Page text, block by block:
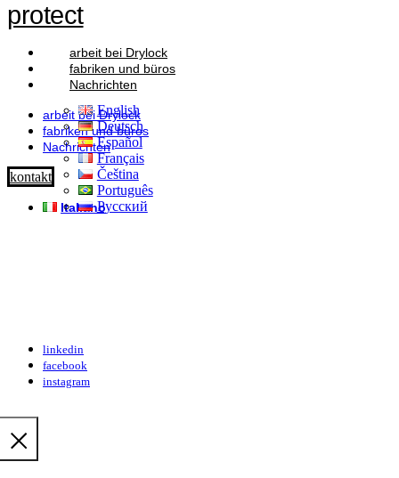
protect
arbeit bei Drylock
fabriken und büros
Nachrichten
arbeit bei Drylock
fabriken und büros
Nachrichten
kontakt
Italiano
English
Deutsch
Español
Français
Čeština
Português
Русский
linkedin
facebook
instagram